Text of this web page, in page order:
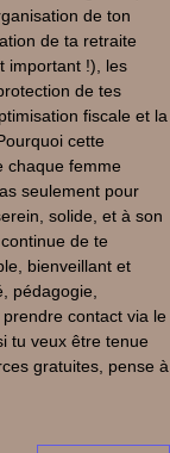
de ton
de ta retraite
important !), les
de tes
fiscale et la
cette
chaque femme
seulement pour
solide, et à son
de te
bienveillant et
pédagogie,
contact via le
tu veux être tenue
gratuites, pense à